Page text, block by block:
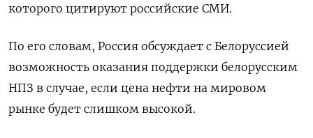
которого цитируют российские СМИ.
По его словам, Россия обсуждает с Белоруссией
возможность оказания поддержки белорусским
НПЗ в случае, если цена нефти на мировом
рынке будет слишком высокой.